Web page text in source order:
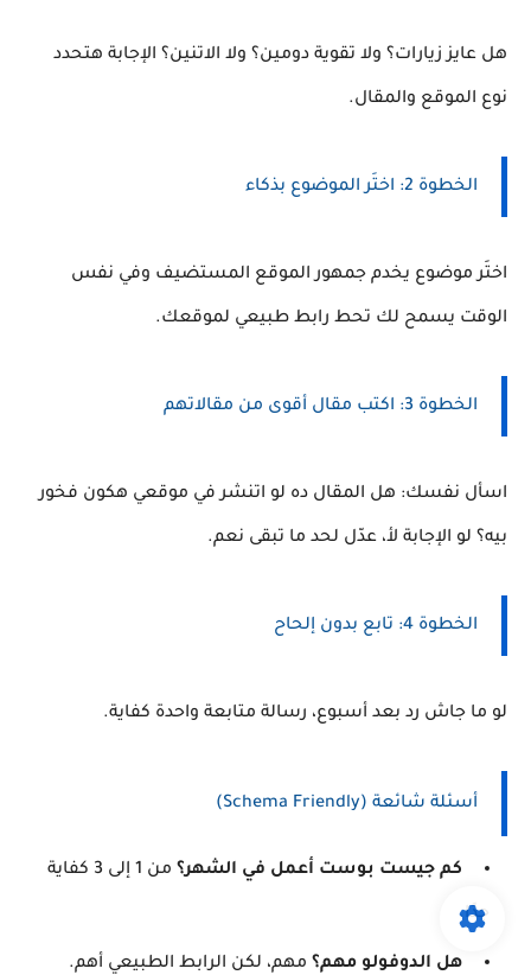
هل عايز زيارات؟ ولا تقوية دومين؟ ولا الاتنين؟ الإجابة هتحدد
نوع الموقع والمقال.
الخطوة 2: اختَر الموضوع بذكاء
اختَر موضوع يخدم جمهور الموقع المستضيف وفي نفس
الوقت يسمح لك تحط رابط طبيعي لموقعك.
الخطوة 3: اكتب مقال أقوى من مقالاتهم
اسأل نفسك: هل المقال ده لو اتنشر في موقعي هكون فخور
بيه؟ لو الإجابة لأ، عدّل لحد ما تبقى نعم.
الخطوة 4: تابع بدون إلحاح
لو ما جاش رد بعد أسبوع، رسالة متابعة واحدة كفاية.
أسئلة شائعة (Schema Friendly)
كم جيست بوست أعمل في الشهر؟ من 1 إلى 3 كفاية
جدًا.
هل الدوفولو مهم؟ مهم، لكن الرابط الطبيعي أهم.